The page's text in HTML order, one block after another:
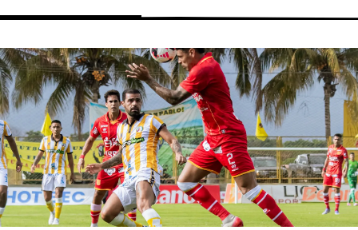
Página
Página
Página
Página
Página